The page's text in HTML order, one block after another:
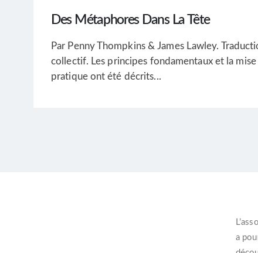
Des Métaphores Dans La Tête
Par Penny Thompkins & James Lawley.
collectif. Les principes fondamentaux et la mise
pratique ont été décrits...
L’
a